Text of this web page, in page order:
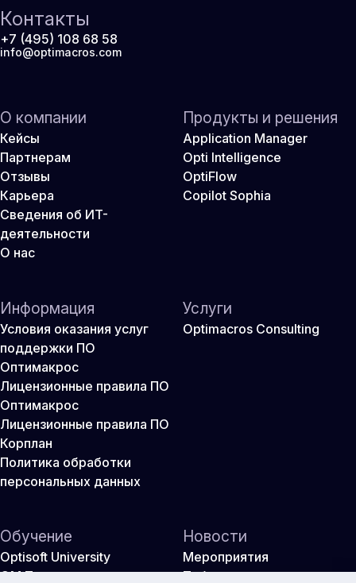
Контакты
+7 (495) 108 68 58
info@optimacros.com
О компании
Кейсы
Партнерам
Отзывы
Карьера
Сведения об ИТ-
деятельности
О нас
Продукты и решения
Application Manager
Opti Intelligence
OptiFlow
Copilot Sophia
Информация
Условия оказания услуг
поддержки ПО
Оптимакрос
Лицензионные правила ПО
Оптимакрос
Лицензионные правила ПО
Корплан
Политика обработки
персональных данных
Услуги
Optimacros Consulting
Обучение
Optisoft University
ОМ Практикум
Новости
Мероприятия
Публикации